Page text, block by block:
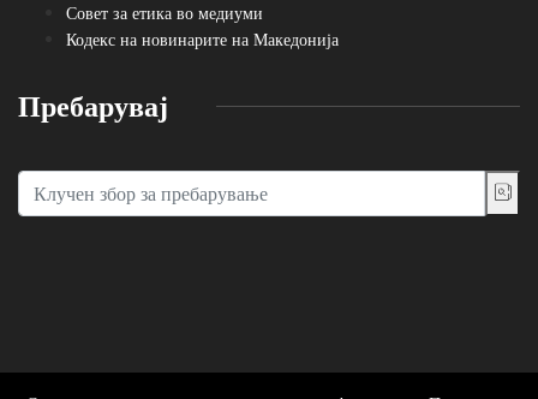
Совет за етика во медиуми
Кодекс на новинарите на Македонија
Пребарувај